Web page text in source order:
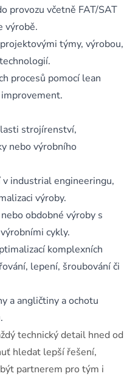
provozu včetně FAT/SAT
výrobě.
týmy, výrobou,
procesů pomocí lean
strojírenství,
nebo výrobního
industrial engineeringu,
výroby.
obdobné výroby s
cykly.
komplexních
lepení, šroubování či
a angličtiny a ochotu
technický detail hned od
hledat lepší řešení,
partnerem pro tým i